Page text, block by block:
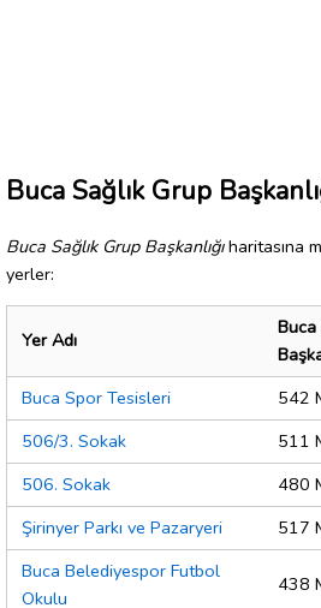
Buca Sağlık Grup
Buca Sağlık Grup Başkanlığıharitasına
yerler:
Yer Adı
Buca
Buca Spor Tesisleri
542
506/3. Sokak
511
506. Sokak
480
Şirinyer Parkı ve Pazaryeri
517
Buca Belediyespor Futbol
Okulu
438